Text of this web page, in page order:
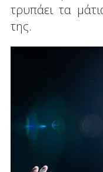
τρυπάει τα
της.